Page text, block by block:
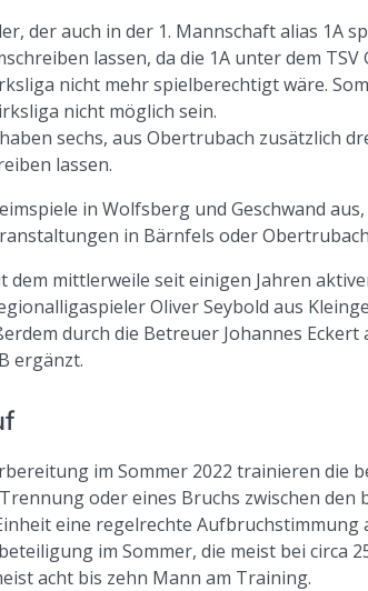
der auch in der 1. Mannschaft alias 1A
lassen, da die 1A unter dem
nicht mehr spielberechtigt wäre.
nicht möglich sein.
sechs, aus Obertrubach zusätzlich
lassen.
in Wolfsberg und Geschwand
in Bärnfels oder
dem mittlerweile seit einigen Jahren
Oliver Seybold aus
durch die Betreuer Johannes Eckert
ergänzt.
im Sommer 2022 trainieren die
oder eines Bruchs zwischen
eine regelrechte Aufbruchstimmung
im Sommer, die meist bei circa
acht bis zehn Mann am Training.